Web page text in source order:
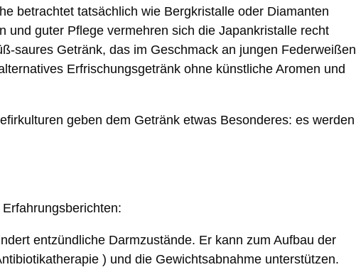
betrachtet tatsächlich wie Bergkristalle oder Diamanten
und guter Pflege vermehren sich die Japankristalle recht
saures Getränk, das im Geschmack an jungen Federweißen
Erfrischungsgetränk ohne künstliche Aromen und
geben dem Getränk etwas Besonderes: es werden
entzündliche Darmzustände. Er kann zum Aufbau der
) und die Gewichtsabnahme unterstützen.